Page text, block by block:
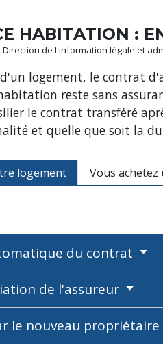
HABITATION :
Direction de l'information légale et
logement, le contrat
reste sans
le contrat transféré
et quelle que soit la
logement Vous
du contrat
de l'assureur
le nouveau propriétaire